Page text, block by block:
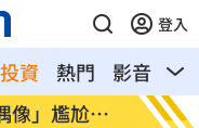
登入
資 熱門 影音
熱
方首度鬆口
長榮